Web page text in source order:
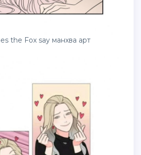
the Fox say манхва арт